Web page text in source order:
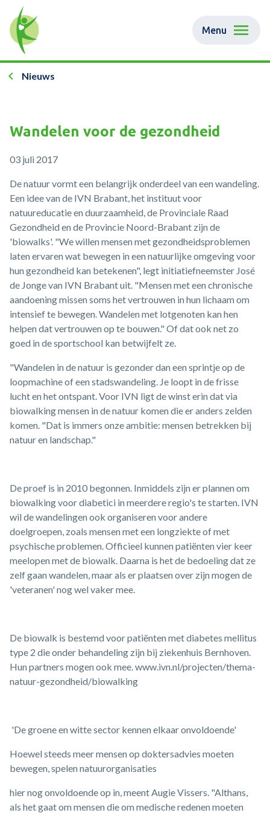
Menu
Nieuws
Wandelen voor de gezondheid
03 juli 2017
De natuur vormt een belangrijk onderdeel van een wandeling.
Een idee van de IVN Brabant, het instituut voor
natuureducatie en duurzaamheid, de Provinciale Raad
Gezondheid en de Provincie Noord-Brabant zijn de
'biowalks'. "We willen mensen met gezondheidsproblemen
laten ervaren wat bewegen in een natuurlijke omgeving voor
hun gezondheid kan betekenen", legt initiatiefneemster José
de Jonge van IVN Brabant uit. "Mensen met een chronische
aandoening missen soms het vertrouwen in hun lichaam om
intensief te bewegen. Wandelen met lotgenoten kan hen
helpen dat vertrouwen op te bouwen." Of dat ook net zo
goed in de sportschool kan betwijfelt ze.
"Wandelen in de natuur is gezonder dan een sprintje op de
loopmachine of een stadswandeling. Je loopt in de frisse
lucht en het ontspant. Voor IVN ligt de winst erin dat via
biowalking mensen in de natuur komen die er anders zelden
komen. "Dat is immers onze ambitie: mensen betrekken bij
natuur en landschap."
De proef is in 2010 begonnen. Inmiddels zijn er plannen om
biowalking voor diabetici in meerdere regio's te starten. IVN
wil de wandelingen ook organiseren voor andere
doelgroepen, zoals mensen met een longziekte of met
psychische problemen. Officieel kunnen patiënten vier keer
meelopen met de biowalk. Daarna is het de bedoeling dat ze
zelf gaan wandelen, maar als er plaatsen over zijn mogen de
'veteranen' nog wel vaker mee.
De biowalk is bestemd voor patiënten met diabetes mellitus
type 2 die onder behandeling zijn bij ziekenhuis Bernhoven.
Hun partners mogen ook mee. www.ivn.nl/projecten/thema-
natuur-gezondheid/biowalking
'De groene en witte sector kennen elkaar onvoldoende'
Hoewel steeds meer mensen op doktersadvies moeten
bewegen, spelen natuurorganisaties
hier nog onvoldoende op in, meent Augie Vissers. "Althans,
als het gaat om mensen die om medische redenen moeten